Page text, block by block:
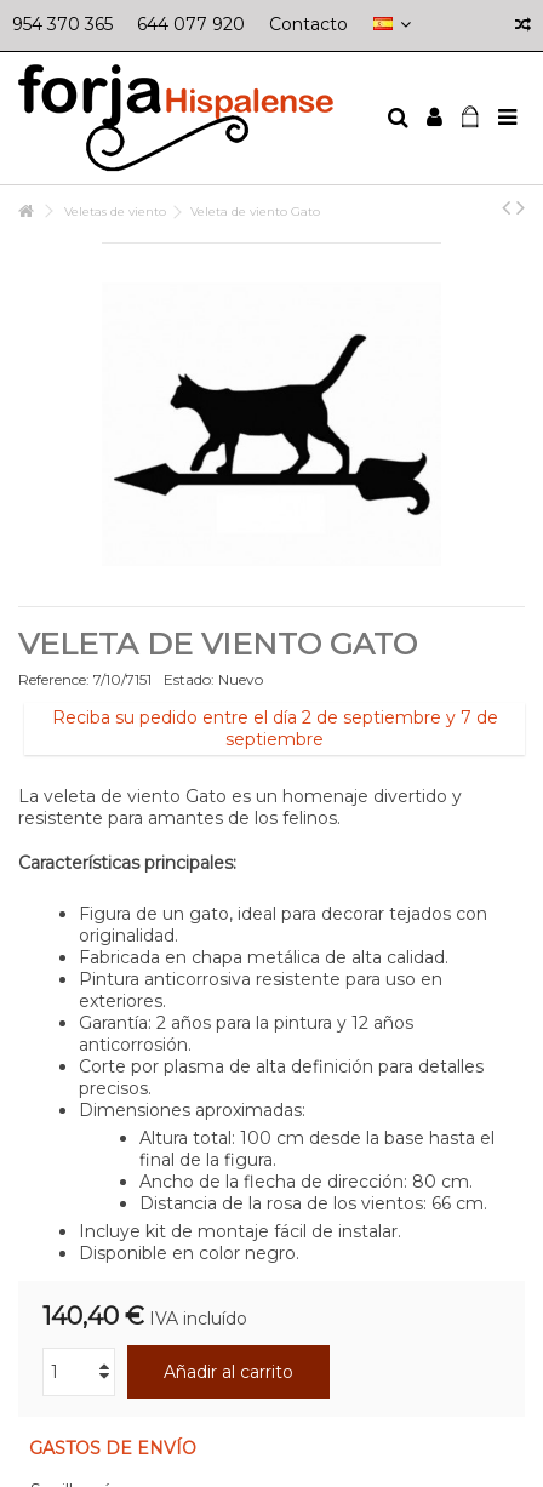
954 370 365 644 077 920 Contacto
Veletas de viento Veleta de viento Gato
VELETA DE VIENTO GATO
Reference: 7/10/7151 Estado: Nuevo
Reciba su pedido entre el día 2 de septiembre y 7 de
septiembre
La veleta de viento Gato es un homenaje divertido y
resistente para amantes de los felinos.
Características principales:
Figura de un gato, ideal para decorar tejados con
originalidad.
Fabricada en chapa metálica de alta calidad.
Pintura anticorrosiva resistente para uso en
exteriores.
Garantía: 2 años para la pintura y 12 años
anticorrosión.
Corte por plasma de alta definición para detalles
precisos.
Dimensiones aproximadas:
Altura total: 100 cm desde la base hasta el
final de la figura.
Ancho de la flecha de dirección: 80 cm.
Distancia de la rosa de los vientos: 66 cm.
Incluye kit de montaje fácil de instalar.
Disponible en color negro.
140,40 € IVA incluído
Añadir al carrito
GASTOS DE ENVÍO